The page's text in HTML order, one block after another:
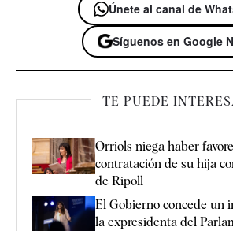
Únete al canal de
Síguenos en Google
TE PUEDE
Orriols niega haber
contratación de su hija
de Ripoll
El Gobierno concede un
la expresidenta del